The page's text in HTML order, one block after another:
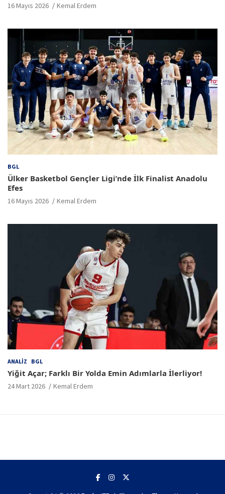
16 Mayıs 2026 Kemal Erdem
BGL
Ülker Basketbol Gençler Ligi’nde İlk Finalist Anadolu
Efes
16 Mayıs 2026 Kemal Erdem
ANALIZ BGL
Yiğit Açar; Farklı Bir Yolda Emin Adımlarla İlerliyor!
24 Mart 2026 Kemal Erdem